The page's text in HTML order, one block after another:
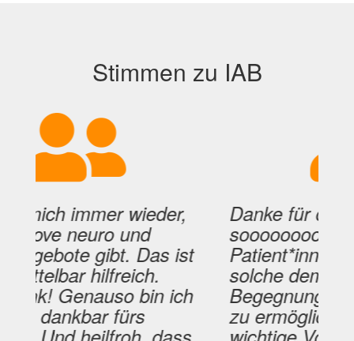
Stimmen zu IAB
wieder,
und
gibt. Das ist
hilfreich.
bin ich
fürs
Danke für die Infos
sooooooooo wichtig
Patient*innen,
solche demokratischen
Begegnungen in der
zu ermöglichen. Eine